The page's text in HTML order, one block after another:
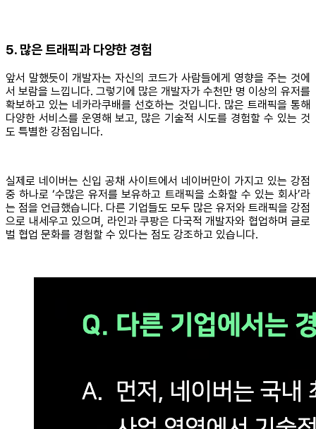
5. 많은 트래픽과 다양한 경험
앞서 말했듯이 개발자는 자신의 코드가 사람들에게 영향을 주는 것에
서 보람을 느낍니다. 그렇기에 많은 개발자가 수천만 명 이상의 유저를
확보하고 있는 네카라쿠배를 선호하는 것입니다. 많은 트래픽을 통해
다양한 서비스를 운영해 보고, 많은 기술적 시도를 경험할 수 있는 것
도 특별한 강점입니다.
실제로 네이버는 신입 공채 사이트에서 네이버만이 가지고 있는 강점
중 하나로 ‘수많은 유저를 보유하고 트래픽을 소화할 수 있는 회사’라
는 점을 언급했습니다. 다른 기업들도 모두 많은 유저와 트래픽을 강점
으로 내세우고 있으며, 라인과 쿠팡은 다국적 개발자와 협업하며 글로
벌 협업 문화를 경험할 수 있다는 점도 강조하고 있습니다.